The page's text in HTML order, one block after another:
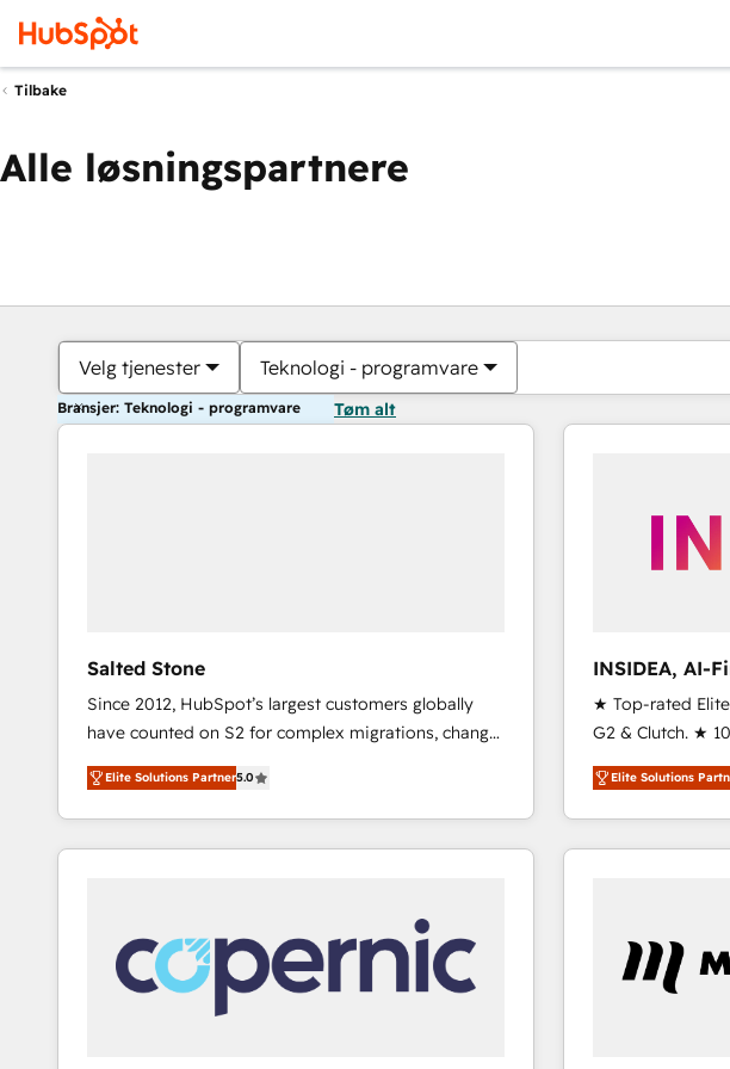
Tilbake
Alle løsningspartnere
Velg tjenester Teknologi - programvare
Bransjer: Teknologi - programvare Tøm alt
Salted Stone
Since 2012, HubSpot’s largest customers globally
have counted on S2 for complex migrations, change
management, systems integration, and creative
solutions that deliver measurable impact and
transform brand experiences As one of the few full-
service creative agencies in the HubSpot
regionalized HubSpot websites, integrated
marketing campaigns, & RevOps frameworks that
fuel long-term success We connect the entire
customer lifecycle through seamless integrations,
Elite Solutions Partner5.0
INSIDEA, AI-
RevOps
★ Top-rated
G2 & Clutch. ★
Trainers across
across five
Onboarding
2024/25 INSIDEA helps growing companies turn
your time zone. What we do ➤ Onboarding: Live in
weeks, with
Elite Solutions
Du er for
Side Side